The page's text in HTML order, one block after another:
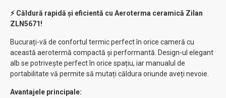
⚡ Căldură rapidă și eficientă cu Aeroterma ceramică Zilan
ZLN5671!
Bucurați-vă de confortul termic perfect în orice cameră cu
această aerotermă compactă și performantă. Design-ul elegant
alb se potrivește perfect în orice spațiu, iar manualul de
portabilitate vă permite să mutați căldura oriunde aveți nevoie.
Avantajele principale: